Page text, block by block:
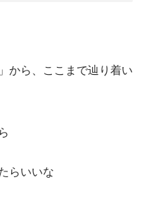
から、ここまで辿り着い
らいいな